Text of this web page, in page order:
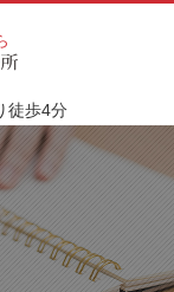
徒歩4分